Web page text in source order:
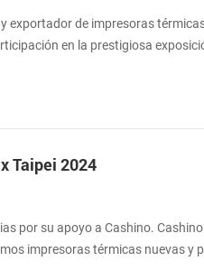
exportador de impresoras
en la prestigiosa
de la impresión, invitamos
de la industria a unirse a
las exposicion...
Taipei 2024
por su apoyo a Cashino.
impresoras térmicas nuevas y
nuestro stand. Agregar: Centro de